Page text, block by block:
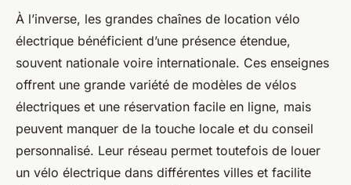
À l’inverse, les grandes chaînes de location vélo
électrique bénéficient d’une présence étendue,
souvent nationale voire internationale. Ces enseignes
offrent une grande variété de modèles de vélos
électriques et une réservation facile en ligne, mais
peuvent manquer de la touche locale et du conseil
personnalisé. Leur réseau permet toutefois de louer
un vélo électrique dans différentes villes et facilite